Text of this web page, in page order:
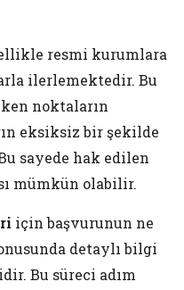
resmi kurumlara
ilerlemektedir. Bu
noktaların
eksiksiz bir şekilde
sayede hak edilen
mümkün olabilir.
için başvurunun ne
detaylı bilgi
Bu süreci adım